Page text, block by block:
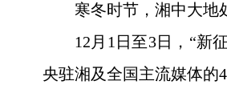
寒冬时节，湘中大地
12月1日至3日，“新
央驻湘及全国主流媒体的